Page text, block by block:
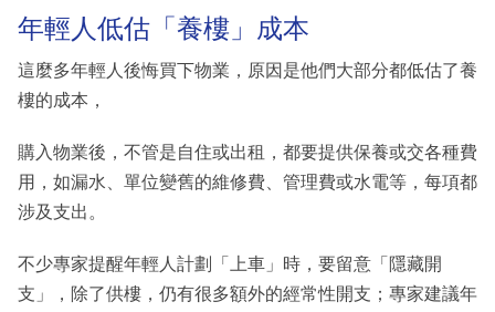
年輕人低估「養樓」成本
這麼多年輕人後悔買下物業，原因是他們大部分都低估了養
樓的成本，
購入物業後，不管是自住或出租，都要提供保養或交各種費
用，如漏水、單位變舊的維修費、管理費或水電等，每項都
涉及支出。
不少專家提醒年輕人計劃「上車」時，要留意「隱藏開
支」，除了供樓，仍有很多額外的經常性開支；專家建議年